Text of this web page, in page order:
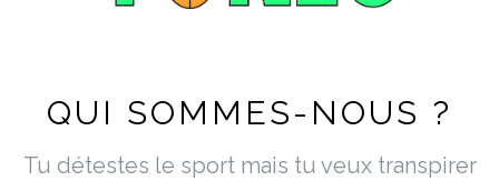
QUI SOMMES-NOUS ?
Tu détestes le sport mais tu veux transpirer